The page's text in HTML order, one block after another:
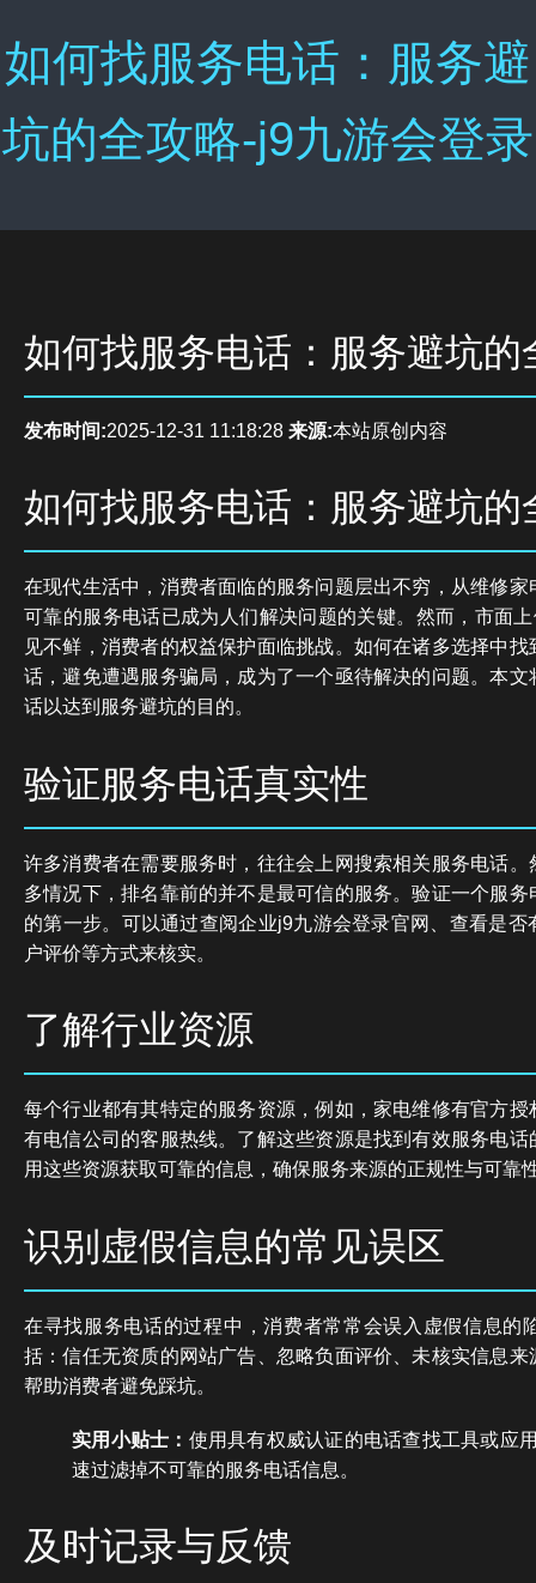
如何找服务电话：服务避
坑的全攻略-j9九游会登录
如何找服务电话：服务避坑的
发布时间:2025-12-31 11:18:28 来源:本站原创内容
如何找服务电话：服务避坑的
在现代生活中，消费者面临的服务问题层出不穷，从维修
可靠的服务电话已成为人们解决问题的关键。然而，市面上
见不鲜，消费者的权益保护面临挑战。如何在诸多选择中
话，避免遭遇服务骗局，成为了一个亟待解决的问题。本
话以达到服务避坑的目的。
验证服务电话真实性
许多消费者在需要服务时，往往会上网搜索相关服务电话
多情况下，排名靠前的并不是最可信的服务。验证一个服
的第一步。可以通过查阅企业j9九游会登录官网、查看是否
户评价等方式来核实。
了解行业资源
每个行业都有其特定的服务资源，例如，家电维修有官方
有电信公司的客服热线。了解这些资源是找到有效服务电
用这些资源获取可靠的信息，确保服务来源的正规性与可靠
识别虚假信息的常见误区
在寻找服务电话的过程中，消费者常常会误入虚假信息的
括：信任无资质的网站广告、忽略负面评价、未核实信息
帮助消费者避免踩坑。
实用小贴士： 使用具有权威认证的电话查找工具或应
速过滤掉不可靠的服务电话信息。
及时记录与反馈